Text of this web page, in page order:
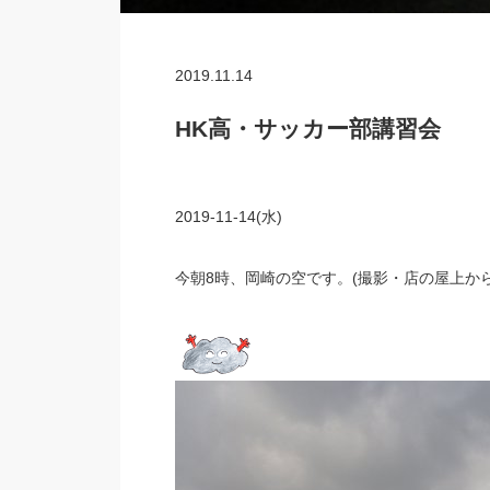
2019.11.14
HK高・サッカー部講習会
2019-11-14(水)
今朝8時、岡崎の空です。(撮影・店の屋上か